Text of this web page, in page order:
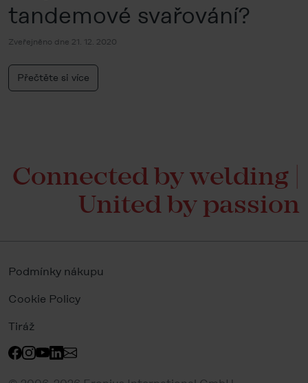
tandemové svařování?
Zveřejněno dne 21. 12. 2020
Přečtěte si více
Connected by welding |
United by passion
Podmínky nákupu
Cookie Policy
Tiráž